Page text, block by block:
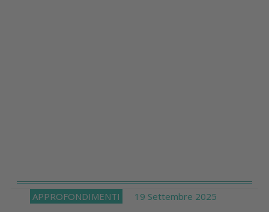
APPROFONDIMENTI 19 Settembre 2025